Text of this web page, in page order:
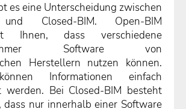
es eine Unterscheidung zwischen
Closed-BIM. Open-BIM
Ihnen, dass verschiedene
Software von
Herstellern nutzen können.
Informationen einfach
werden. Bei Closed-BIM besteht
dass nur innerhalb einer Software